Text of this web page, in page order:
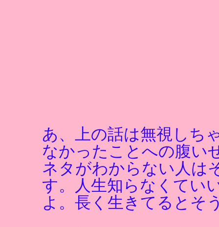
あ、上の話は無視しち
なかったことへの腹い
ネタがわからない人は
す。人生知らなくてい
よ。長く生きてるとそ